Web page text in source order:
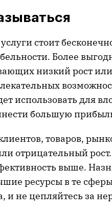
стоит
Более
низкий рост
использовать для
большую
товаров,
отрицательный
выше.
ресурсы в те
и не цепляйтесь за